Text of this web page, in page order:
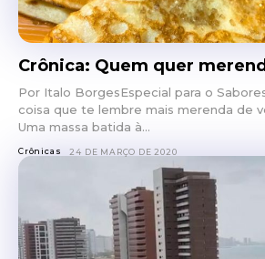
Crônica: Quem quer
Por Italo BorgesEspecial para o Sabores da
coisa que te lembre mais merenda de
Uma massa batida à...
Crônicas 24 DE MARÇO DE 2020